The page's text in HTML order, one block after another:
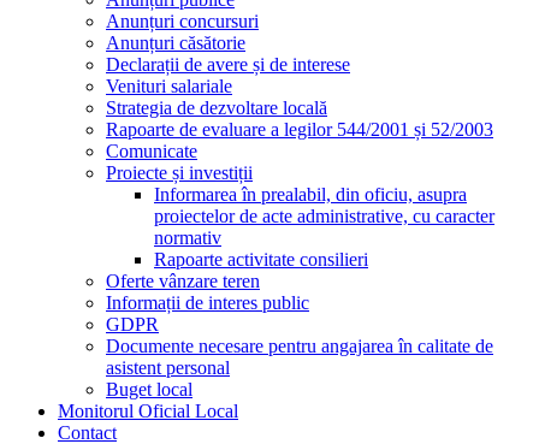
Anunțuri concursuri
Anunțuri căsătorie
Declarații de avere și de interese
Venituri salariale
Strategia de dezvoltare locală
Rapoarte de evaluare a legilor 544/2001 și 52/2003
Comunicate
Proiecte și investiții
Informarea în prealabil, din oficiu, asupra
proiectelor de acte administrative, cu caracter
normativ
Rapoarte activitate consilieri
Oferte vânzare teren
Informații de interes public
GDPR
Documente necesare pentru angajarea în calitate de
asistent personal
Buget local
Monitorul Oficial Local
Contact